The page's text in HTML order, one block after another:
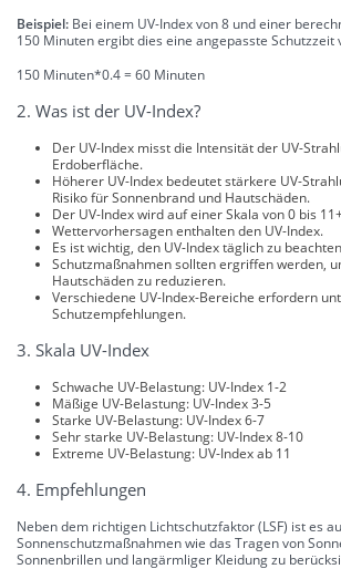
Beispiel: Bei einem UV-Index von 8 und einer
150 Minuten ergibt dies eine angepasste Schutzzeit
150 Minuten*0.4 = 60 Minuten
2. Was ist der UV-Index?
Der UV-Index misst die Intensität der UV-
Erdoberfläche.
Höherer UV-Index bedeutet stärkere UV-
Risiko für Sonnenbrand und Hautschäden.
Der UV-Index wird auf einer Skala von 0 bis
Wettervorhersagen enthalten den UV-Index.
Es ist wichtig, den UV-Index täglich zu
Schutzmaßnahmen sollten ergriffen werden,
Hautschäden zu reduzieren.
Verschiedene UV-Index-Bereiche erfordern
Schutzempfehlungen.
3. Skala UV-Index
Schwache UV-Belastung: UV-Index 1-2
Mäßige UV-Belastung: UV-Index 3-5
Starke UV-Belastung: UV-Index 6-7
Sehr starke UV-Belastung: UV-Index 8-10
Extreme UV-Belastung: UV-Index ab 11
4. Empfehlungen
Neben dem richtigen Lichtschutzfaktor (LSF) ist es
Sonnenschutzmaßnahmen wie das Tragen von
Sonnenbrillen und langärmliger Kleidung zu